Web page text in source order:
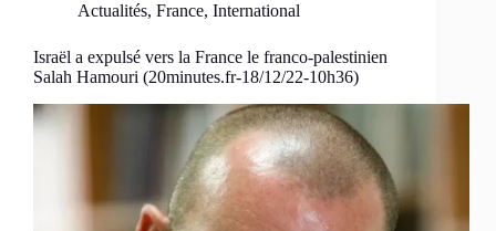
Actualités, France, International
Israël a expulsé vers la France le franco-palestinien
Salah Hamouri (20minutes.fr-18/12/22-10h36)